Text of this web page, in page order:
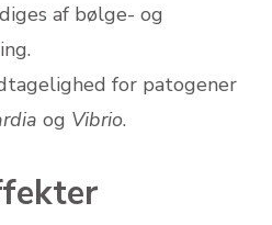
af bølge- og
for patogener
og Vibrio.